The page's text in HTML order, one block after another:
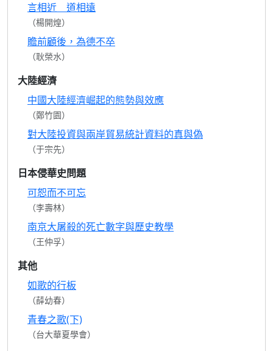
言相近 道相遠
（楊開煌）
瞻前顧後，為德不卒
（耿榮水）
大陸經濟
中國大陸經濟崛起的態勢與效應
（鄭竹園）
對大陸投資與兩岸貿易統計資料的真與偽
（于宗先）
日本侵華史問題
可恕而不可忘
（李壽林）
南京大屠殺的死亡數字與歷史教學
（王仲孚）
其他
如歌的行板
（薛幼春）
青春之歌(下)
（台大華夏學會）